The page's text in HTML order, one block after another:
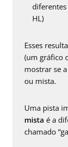
HL)
Esses
(um gráfico
mostrar se
ou mista.
Uma pista
mista é a
chamado